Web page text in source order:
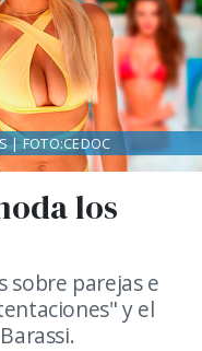
los
sobre parejas e
y el
| FOTO:CEDOC